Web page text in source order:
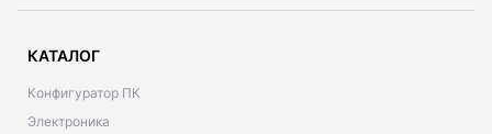
КАТАЛОГ
Конфигуратор ПК
Электроника